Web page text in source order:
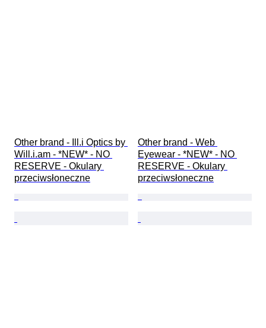
Other brand - Ill.i Optics by
Will.i.am - *NEW* - NO
RESERVE - Okulary
przeciwsłoneczne
Other brand - Web
Eyewear - *NEW* - NO
RESERVE - Okulary
przeciwsłoneczne